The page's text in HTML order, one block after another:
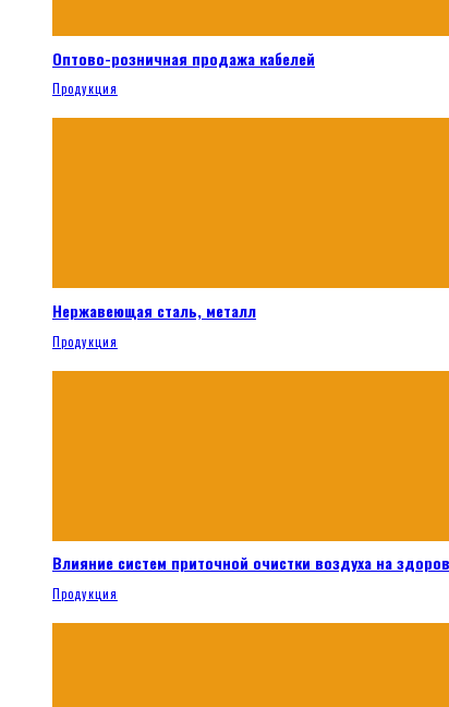
Оптово-розничная продажа кабелей
Продукция
Нержавеющая сталь, металл
Продукция
Влияние систем приточной очистки воздуха на
Продукция